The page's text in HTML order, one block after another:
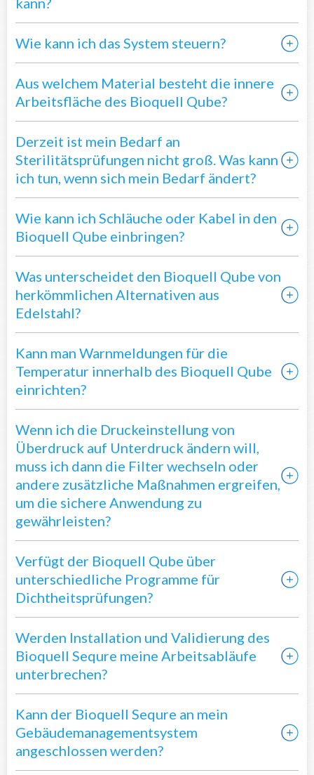
Wie kann ich das System steuern?
Aus welchem Material besteht die innere
Arbeitsfläche des Bioquell Qube?
Derzeit ist mein Bedarf an
Sterilitätsprüfungen nicht groß. Was kann
ich tun, wenn sich mein Bedarf ändert?
Wie kann ich Schläuche oder Kabel in den
Bioquell Qube einbringen?
Was unterscheidet den Bioquell Qube von
herkömmlichen Alternativen aus
Edelstahl?
Kann man Warnmeldungen für die
Temperatur innerhalb des Bioquell Qube
einrichten?
Wenn ich die Druckeinstellung von
Überdruck auf Unterdruck ändern will,
muss ich dann die Filter wechseln oder
andere zusätzliche Maßnahmen ergreifen,
um die sichere Anwendung zu
gewährleisten?
Verfügt der Bioquell Qube über
unterschiedliche Programme für
Dichtheitsprüfungen?
Werden Installation und Validierung des
Bioquell Sequre meine Arbeitsabläufe
unterbrechen?
Kann der Bioquell Sequre an mein
Gebäudemanagementsystem
angeschlossen werden?